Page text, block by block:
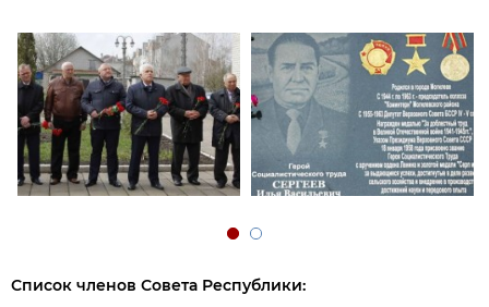
Список членов Совета Республики: